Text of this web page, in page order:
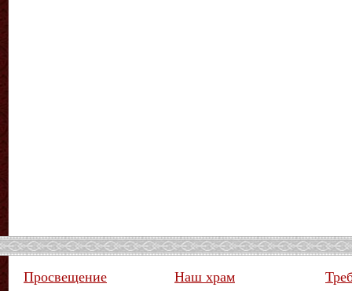
Просвещение Наш храм